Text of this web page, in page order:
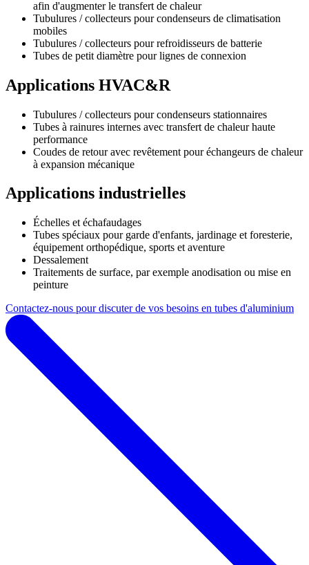
afin d'augmenter le transfert de chaleur
Tubulures / collecteurs pour condenseurs de climatisation
mobiles
Tubulures / collecteurs pour refroidisseurs de batterie
Tubes de petit diamètre pour lignes de connexion
Applications HVAC&R
Tubulures / collecteurs pour condenseurs stationnaires
Tubes à rainures internes avec transfert de chaleur haute
performance
Coudes de retour avec revêtement pour échangeurs de chaleur
à expansion mécanique
Applications industrielles
Échelles et échafaudages
Tubes spéciaux pour garde d'enfants, jardinage et foresterie,
équipement orthopédique, sports et aventure
Dessalement
Traitements de surface, par exemple anodisation ou mise en
peinture
Contactez-nous pour discuter de vos besoins en tubes d'aluminium